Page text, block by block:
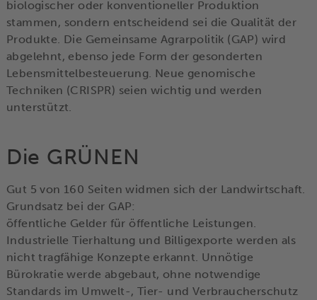
biologischer oder konventioneller Produktion
stammen, sondern entscheidend sei die Qualität der
Produkte. Die Gemeinsame Agrarpolitik (GAP) wird
abgelehnt, ebenso jede Form der gesonderten
Lebensmittelbesteuerung. Neue genomische
Techniken (CRISPR) seien wichtig und werden
unterstützt.
Die GRÜNEN
Gut 5 von 160 Seiten widmen sich der Landwirtschaft.
Grundsatz bei der GAP:
öffentliche Gelder für öffentliche Leistungen.
Industrielle Tierhaltung und Billigexporte werden als
nicht tragfähige Konzepte erkannt. Unnötige
Bürokratie werde abgebaut, ohne notwendige
Standards im Umwelt-, Tier- und Verbraucherschutz